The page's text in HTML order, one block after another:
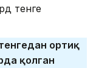
тенге
ортиқ
қолган